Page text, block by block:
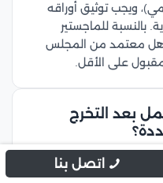
لا تقل عن 65% (علمي)، ويجب توثيق أوراقه
بالنسبة للماجستير
معتمد من المجلس
على الأقل.
بعد التخرج
العمل في:اتصل بنا